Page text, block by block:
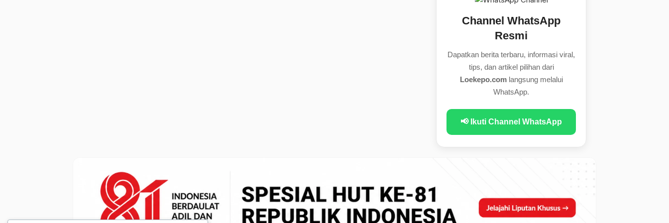
Channel WhatsApp
Resmi
Dapatkan berita terbaru, informasi viral,
tips, dan artikel pilihan dari
Loekepo.comlangsung melalui
WhatsApp.
📢 Ikuti Channel WhatsApp